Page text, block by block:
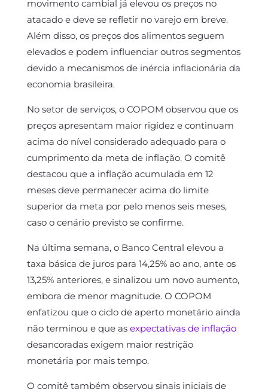
movimento cambial já elevou os preços no
atacado e deve se refletir no varejo em breve.
Além disso, os preços dos alimentos seguem
elevados e podem influenciar outros segmentos
devido a mecanismos de inércia inflacionária da
economia brasileira.
No setor de serviços, o COPOM observou que os
preços apresentam maior rigidez e continuam
acima do nível considerado adequado para o
cumprimento da meta de inflação. O comitê
destacou que a inflação acumulada em 12
meses deve permanecer acima do limite
superior da meta por pelo menos seis meses,
caso o cenário previsto se confirme.
Na última semana, o Banco Central elevou a
taxa básica de juros para 14,25% ao ano, ante os
13,25% anteriores, e sinalizou um novo aumento,
embora de menor magnitude. O COPOM
enfatizou que o ciclo de aperto monetário ainda
não terminou e que as expectativas de inflação
desancoradas exigem maior restrição
monetária por mais tempo.
O comitê também observou sinais iniciais de